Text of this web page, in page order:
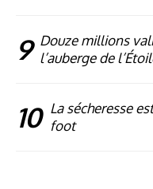
9 Douze millions
l’auberge de
10 La sécheresse
foot